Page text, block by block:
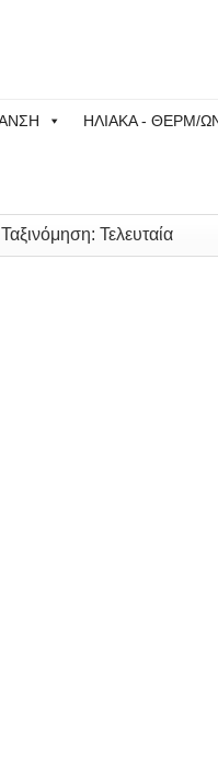
ΗΛΙΑΚΑ - ΘΕΡΜ/